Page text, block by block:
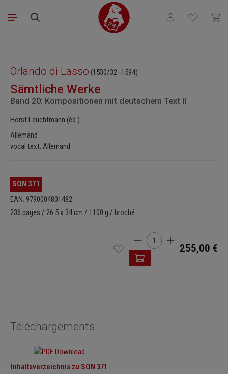
Passer au contenu principal
Vous avez 0Le
Orlando di Lasso (1530/32–1594)
Sämtliche Werke
Band 20: Kompositionen mit deutschem Text II
Horst Leuchtmann (éd.)
Allemand
vocal text: Allemand
SON 371
EAN: 9790004801482
236 pages / 26.5 x 34 cm / 1100 g / broché
Quantité de produit :
255,00 €
Téléchargements
Inhaltsverzeichnis zu SON 371